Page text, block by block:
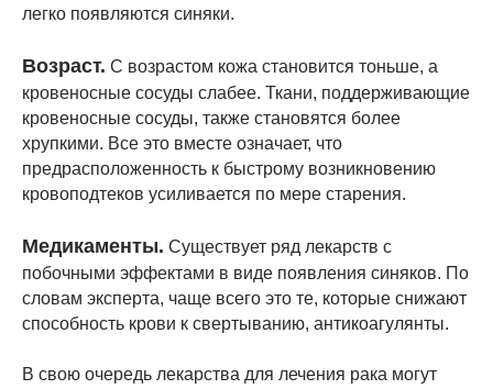
легко появляются синяки.
Возраст. С возрастом кожа становится тоньше, а
кровеносные сосуды слабее. Ткани, поддерживающие
кровеносные сосуды, также становятся более
хрупкими. Все это вместе означает, что
предрасположенность к быстрому возникновению
кровоподтеков усиливается по мере старения.
Медикаменты. Существует ряд лекарств с
побочными эффектами в виде появления синяков. По
словам эксперта, чаще всего это те, которые снижают
способность крови к свертыванию, антикоагулянты.
В свою очередь лекарства для лечения рака могут